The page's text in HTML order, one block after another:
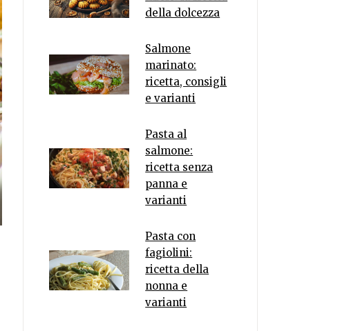
della dolcezza
Salmone
marinato:
ricetta, consigli
e varianti
Pasta al
salmone:
ricetta senza
panna e
varianti
Pasta con
fagiolini:
ricetta della
nonna e
varianti